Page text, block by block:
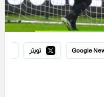
Google تويتر